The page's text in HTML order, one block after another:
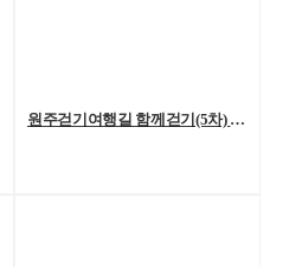
원주걷기여행길 함께걷기(5차) 2026. 7. 11.(토)